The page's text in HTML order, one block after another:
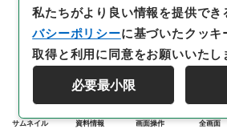
サムネイル 資料情報 画面操作 全画面
私たちがより良い情報を提供でき
バシーポリシーに基づいたクッ
取得と利用に同意をお願いいたし
必要最小限